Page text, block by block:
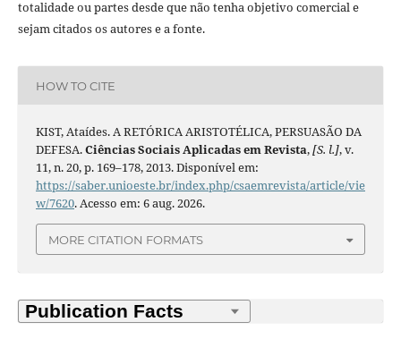
totalidade ou partes desde que não tenha objetivo comercial e
sejam citados os autores e a fonte.
HOW TO CITE
KIST, Ataídes. A RETÓRICA ARISTOTÉLICA, PERSUASÃO DA
DEFESA.Ciências Sociais Aplicadas em Revista,[S. l.], v.
11, n. 20, p. 169–178, 2013. Disponível em:
https://saber.unioeste.br/index.php/csaemrevista/article/vie
w/7620. Acesso em: 6 aug. 2026.
MORE CITATION FORMATS